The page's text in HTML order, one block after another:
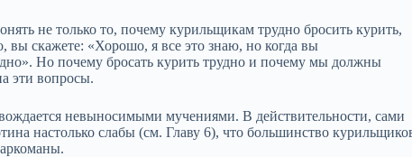
не только то, почему курильщикам трудно бросить курить,
скажете: «Хорошо, я все это знаю, но когда вы
Но почему бросать курить трудно и почему мы должны
эти вопросы.
невыносимыми мучениями. В действительности, сами
настолько слабы (см. Главу 6), что большинство